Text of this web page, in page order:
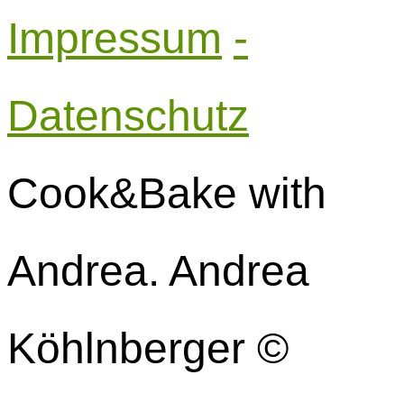
Impressum -
Datenschutz
Cook&Bake with
Andrea. Andrea
Köhlnberger ©